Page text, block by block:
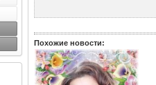
Похожие новости: